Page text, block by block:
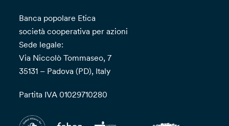
Banca popolare Etica
società cooperativa per azioni
Sede legale:
Via Niccolò Tommaseo, 7
35131 – Padova (PD), Italy
Partita IVA 01029710280